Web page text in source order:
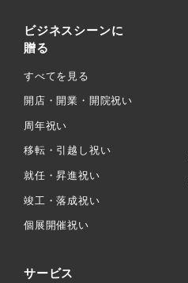
ビジネスシーンに
贈る
すべてを見る
開店・開業・開院祝い
周年祝い
移転・引越し祝い
就任・昇進祝い
竣工・落成祝い
個展開催祝い
サービス